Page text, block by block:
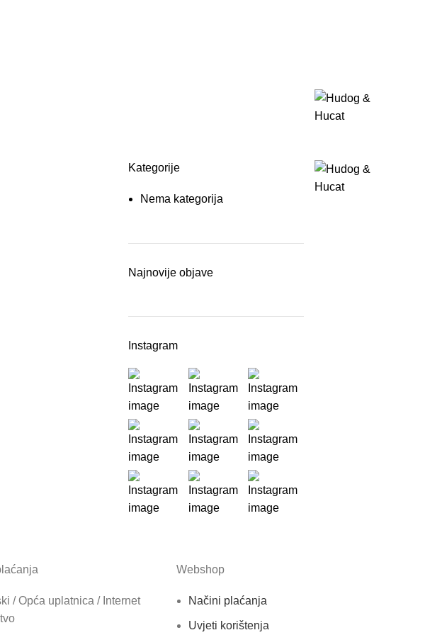
Kategorije
Nema kategorija
Najnovije objave
Instagram
/ Opća uplatnica / Internet
Webshop
Načini plaćanja
Uvjeti korištenja